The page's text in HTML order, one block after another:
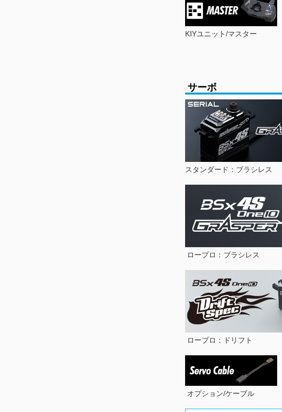
KIYユニット/マスター
サーボ
スタンダード：ブラシレス
ロープロ：ブラシレス
ロープロ：ドリフト
オプション/ケーブル